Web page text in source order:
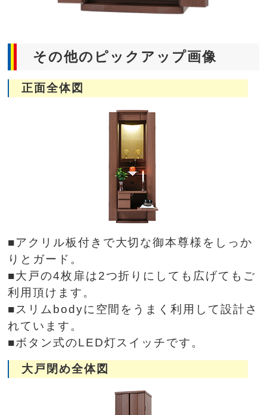
その他のピックアップ画像
正面全体図
■アクリル板付きで大切な御本尊様をしっか
りとガード。
■大戸の4枚扉は2つ折りにしても広げてもご
利用頂けます。
■スリムbodyに空間をうまく利用して設計さ
れています。
■ボタン式のLED灯スイッチです。
大戸閉め全体図